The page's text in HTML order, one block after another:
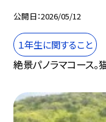
公開日 2026/05/12
１年生に関すること
絶景パノラマコース。